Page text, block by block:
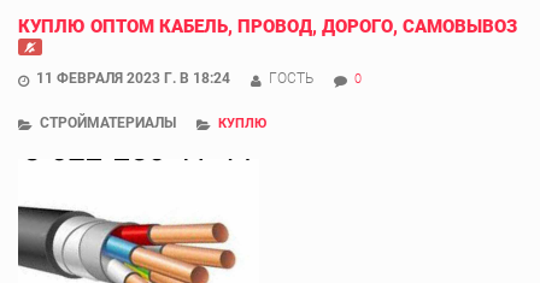
КУПЛЮ ОПТОМ КАБЕЛЬ, ПРОВОД, ДОРОГО, САМОВЫВОЗ
11 ФЕВРАЛЯ 2023 Г. В 18:24 ГОСТЬ 0
СТРОЙМАТЕРИАЛЫ КУПЛЮ